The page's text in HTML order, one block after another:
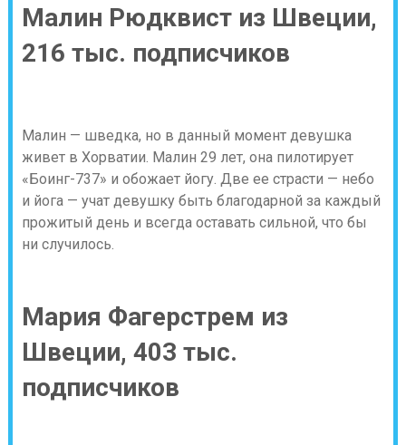
Малин Рюдквист из Швеции,
216 тыс. подписчиков
Малин — шведка, но в данный момент девушка
живет в Хорватии. Малин 29 лет, она пилотирует
«Боинг-737» и обожает йогу. Две ее страсти — небо
и йога — учат девушку быть благодарной за каждый
прожитый день и всегда оставать сильной, что бы
ни случилось.
Мария Фагерстрем из
Швеции, 403 тыс.
подписчиков